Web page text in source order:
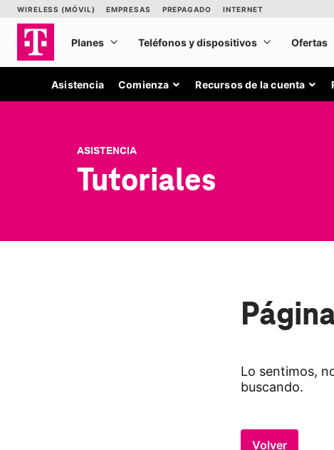
Asistencia Comienza Recursos de la cuenta
ASISTENCIA
Tutoriales